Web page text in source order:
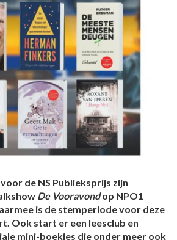
de NS Publieksprijs zijn
De Vooravondop NPO1
is de stemperiode voor deze
Ook start er een leesclub en
mini-boekjes die onder meer ook